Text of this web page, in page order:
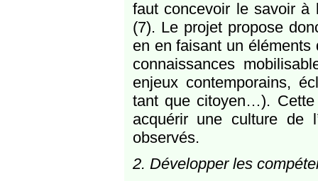
faut concevoir le savoir
(7). Le projet propose
en en faisant un éléments
connaissances
enjeux contemporains,
tant que citoyen…). Cette
acquérir une culture de
observés.
2. Développer les